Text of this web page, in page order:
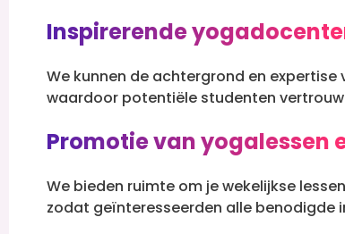
Inspirerende
We kunnen de achtergrond en
waardoor potentiële studenten
Promotie van yogalessen
We bieden ruimte om je wekelijkse
zodat geïnteresseerden alle benodigde